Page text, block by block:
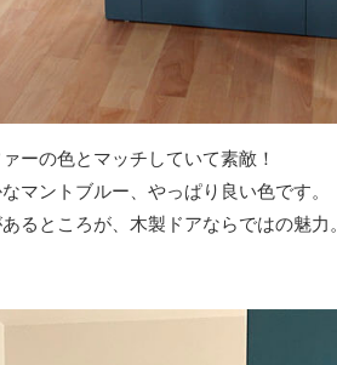
ーの色とマッチしていて素敵！
マントブルー、やっぱり良い色です。
るところが、木製ドアならではの魅力。